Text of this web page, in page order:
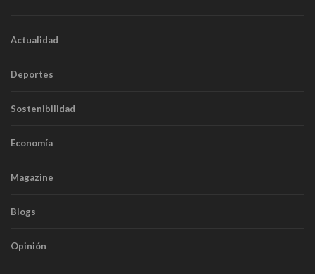
Actualidad
Deportes
Sostenibilidad
Economía
Magazine
Blogs
Opinión